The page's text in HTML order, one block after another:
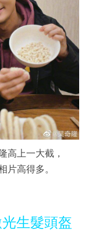
高上一大截，
片高得多。
生髮頭盔